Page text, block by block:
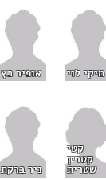
מיקי לוי אופיר כץ
קטי
קטרין
שטרית ניר ברקת